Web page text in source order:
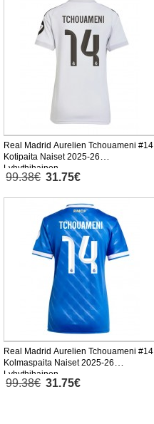
Real Madrid Aurelien Tchouameni #14
Kotipaita Naiset 2025-26
Lyhythihainen
99.38€ 31.75€
Real Madrid Aurelien Tchouameni #14
Kolmaspaita Naiset 2025-26
Lyhythihainen
99.38€ 31.75€